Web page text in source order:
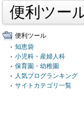
便利ツー
便利ツール
知恵袋
小児科・産婦人科
保育園・幼稚園
人気ブログランキング
サイトカテゴリ一覧